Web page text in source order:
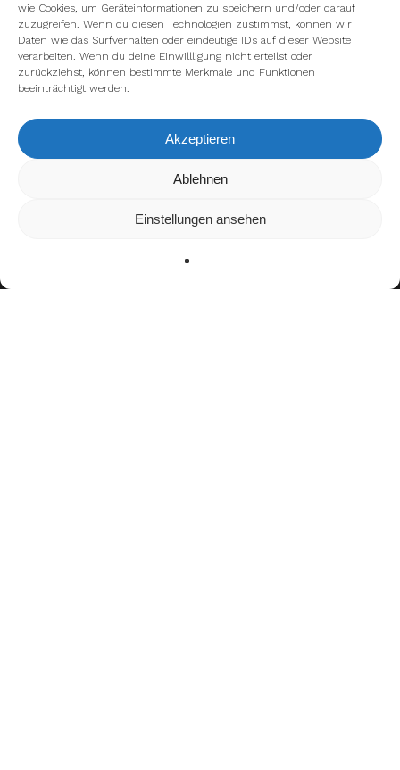
wie Cookies, um Geräteinformationen zu speichern und/oder darauf
zuzugreifen. Wenn du diesen Technologien zustimmst, können wir
Daten wie das Surfverhalten oder eindeutige IDs auf dieser Website
verarbeiten. Wenn du deine Einwillligung nicht erteilst oder
zurückziehst, können bestimmte Merkmale und Funktionen
beeinträchtigt werden.
Akzeptieren
Ablehnen
Einstellungen ansehen
Wir verwenden Cookies, um dir die bestmögliche Erfahrung auf
kannst du erfahren, welche Cookies wir
verwenden oder sie ausschalten.